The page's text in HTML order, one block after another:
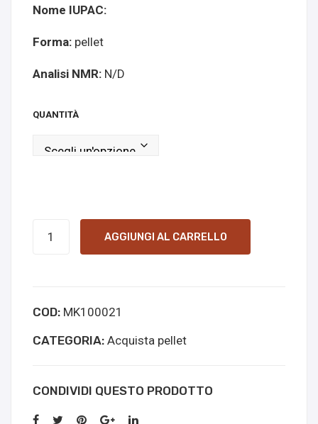
Nome IUPAC:
Forma: pellet
Analisi NMR: N/D
QUANTITÀ
online
kopen
AGGIUNGI AL CARRELLO
COD: MK100021
CATEGORIA: Acquista pellet
CONDIVIDI QUESTO PRODOTTO